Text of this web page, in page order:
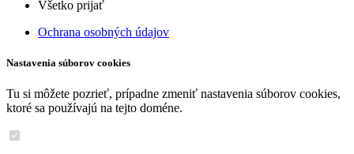
Všetko prijať
Ochrana osobných údajov
Nastavenia súborov cookies
Tu si môžete pozrieť, prípadne zmeniť nastavenia súborov cookies,
ktoré sa používajú na tejto doméne.